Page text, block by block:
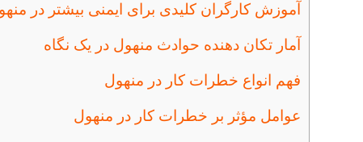
آموزش کارگران کلیدی برای ایمنی بیشتر در
آمار تکان‌ دهنده حوادث منهول در یک نگاه
فهم انواع خطرات کار در منهول
عوامل مؤثر بر خطرات کار در منهول